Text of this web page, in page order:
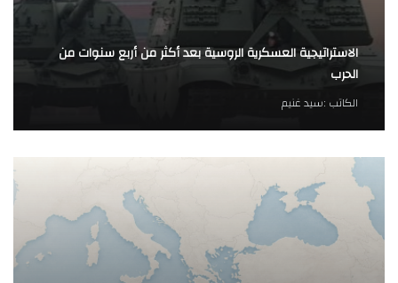
الاستراتيجية العسكرية الروسية بعد أكثر من أربع سنوات من
الحرب
الكاتب :سيد غنيم